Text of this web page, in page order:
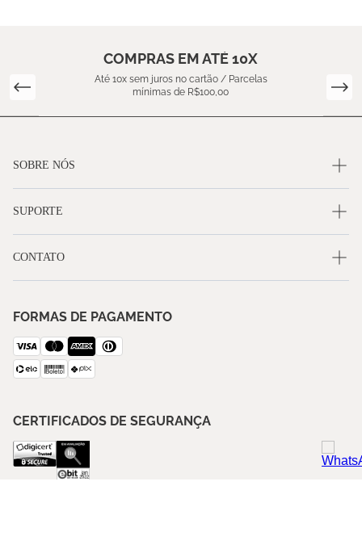
COMPRAS EM ATÉ 10X
Até 10x sem juros no cartão / Parcelas
mínimas de R$100,00
SOBRE NÓS
SUPORTE
CONTATO
FORMAS DE PAGAMENTO
CERTIFICADOS DE SEGURANÇA